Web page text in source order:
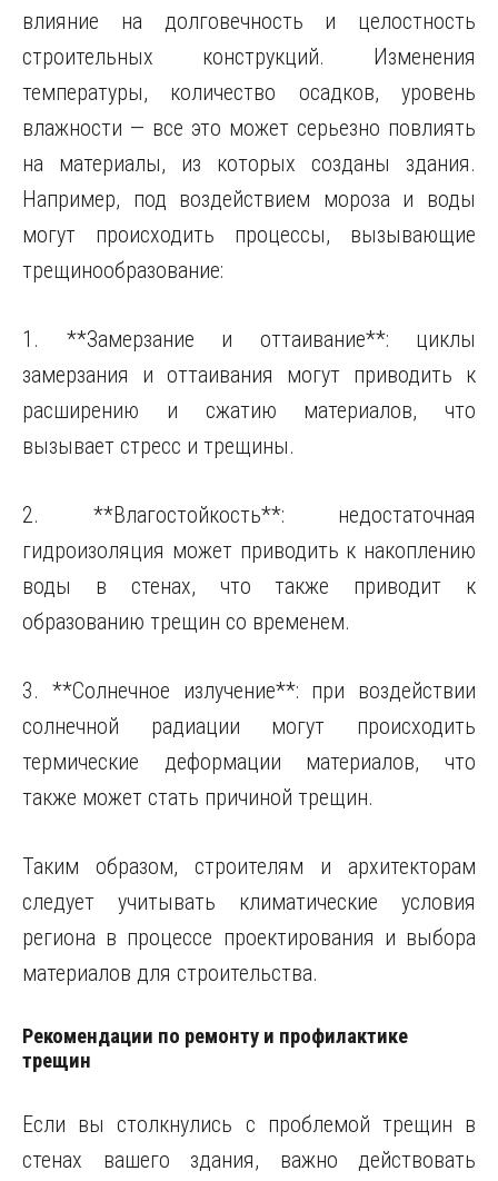
влияние на долговечность и целостность
строительных конструкций. Изменения
температуры, количество осадков, уровень
влажности — все это может серьезно повлиять
на материалы, из которых созданы здания.
Например, под воздействием мороза и воды
могут происходить процессы, вызывающие
трещинообразование:
1. **Замерзание и оттаивание**: циклы
замерзания и оттаивания могут приводить к
расширению и сжатию материалов, что
вызывает стресс и трещины.
2. **Влагостойкость**: недостаточная
гидроизоляция может приводить к накоплению
воды в стенах, что также приводит к
образованию трещин со временем.
3. **Солнечное излучение**: при воздействии
солнечной радиации могут происходить
термические деформации материалов, что
также может стать причиной трещин.
Таким образом, строителям и архитекторам
следует учитывать климатические условия
региона в процессе проектирования и выбора
материалов для строительства.
Рекомендации по ремонту и профилактике
трещин
Если вы столкнулись с проблемой трещин в
стенах вашего здания, важно действовать